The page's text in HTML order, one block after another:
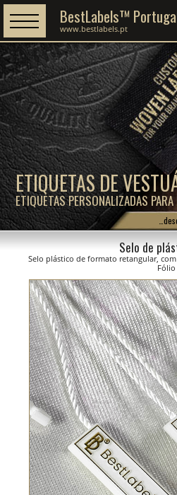
ETIQUETAS DE
ETIQUETAS PERSONALIZADAS
BestLabels™
www.bestlabels.pt
Selo de
Selo plástico de formato retangular,